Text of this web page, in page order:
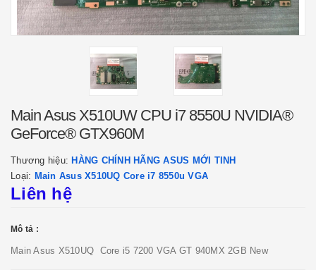
Main Asus X510UW CPU i7 8550U NVIDIA®
GeForce® GTX960M
Thương hiệu: HÀNG CHÍNH HÃNG ASUS MỚI TINH
Loại: Main Asus X510UQ Core i7 8550u VGA
Liên hệ
Mô tả :
Main Asus X510UQ Core i5 7200 VGA GT 940MX 2GB New